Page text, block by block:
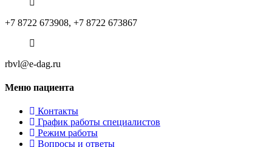
+7 8722 673908, +7 8722 673867
rbvl@e-dag.ru
Меню пациента
Контакты
График работы специалистов
Режим работы
Вопросы и ответы